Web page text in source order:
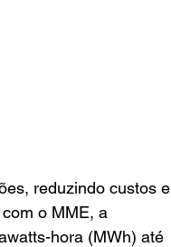
reduzindo custos e
o MME, a
hora (MWh) até